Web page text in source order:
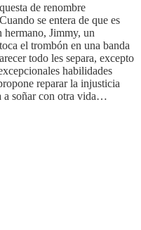
de renombre
se entera de que es
hermano, Jimmy, un
el trombón en una banda
todo les separa, excepto
habilidades
reparar la injusticia
a soñar con otra vida…